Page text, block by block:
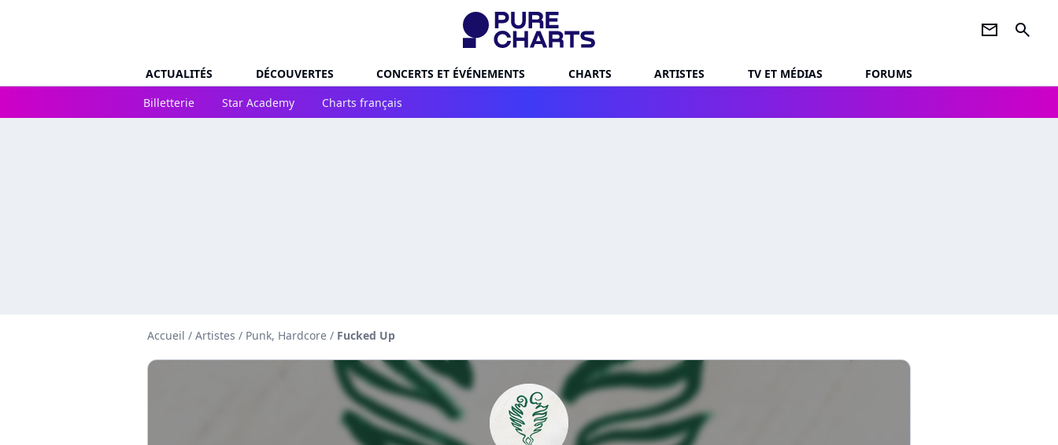
newsletter search
ACTUALITÉS DÉCOUVERTES CONCERTS ET ÉVÉNEMENTS CHARTS ARTISTES TV ET MÉDIAS
FORUMS
Billetterie
Star Academy Charts français
Accueil / Artistes / Punk, Hardcore / Fucked Up